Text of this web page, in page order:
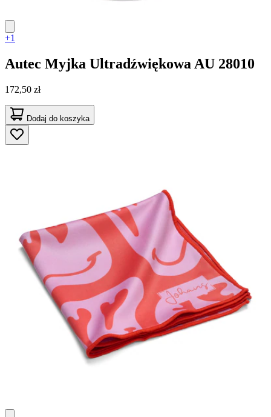
+1
Autec Myjka Ultradźwiękowa AU 28010
172,50 zł
Dodaj do koszyka